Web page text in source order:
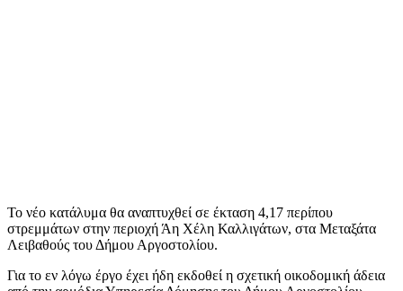
Το νέο κατάλυμα θα αναπτυχθεί σε έκταση 4,17 περίπου
στρεμμάτων στην περιοχή Άη Χέλη Καλλιγάτων, στα Μεταξάτα
Λειβαθούς του Δήμου Αργοστολίου.
Για το εν λόγω έργο έχει ήδη εκδοθεί η σχετική οικοδομική άδεια